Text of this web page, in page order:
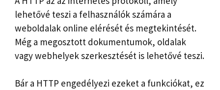
lehetővé teszi a felhasználók számára a
weboldalak online elérését és megtekintését.
Még a megosztott dokumentumok, oldalak
vagy webhelyek szerkesztését is lehetővé teszi.
Bár a HTTP engedélyezi ezeket a funkciókat, ez